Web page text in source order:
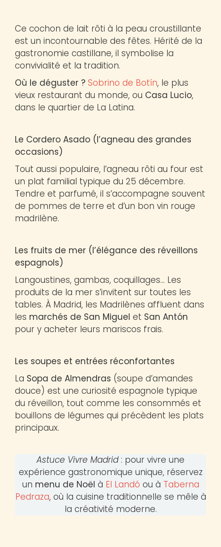
Ce cochon de lait rôti à la peau croustillante
est un incontournable des fêtes. Hérité de la
gastronomie castillane, il symbolise la
convivialité et la tradition.
Où le déguster ? Sobrino de Botín, le plus
vieux restaurant du monde, ou Casa Lucio,
dans le quartier de La Latina.
Le Cordero Asado (l’agneau des grandes
occasions)
Tout aussi populaire, l’agneau rôti au four est
un plat familial typique du 25 décembre.
Tendre et parfumé, il s’accompagne souvent
de pommes de terre et d’un bon vin rouge
madrilène.
Les fruits de mer (l’élégance des réveillons
espagnols)
Langoustines, gambas, coquillages… Les
produits de la mer s’invitent sur toutes les
tables. À Madrid, les Madrilènes affluent dans
les marchés de San Miguel et San Antón
pour y acheter leurs mariscos frais.
Les soupes et entrées réconfortantes
La Sopa de Almendras (soupe d’amandes
douce) est une curiosité espagnole typique
du réveillon, tout comme les consommés et
bouillons de légumes qui précèdent les plats
principaux.
Astuce Vivre Madrid: pour vivre une
expérience gastronomique unique, réservez
un menu de Noël à El Landó ou à Taberna
Pedraza, où la cuisine traditionnelle se mêle à
la créativité moderne.